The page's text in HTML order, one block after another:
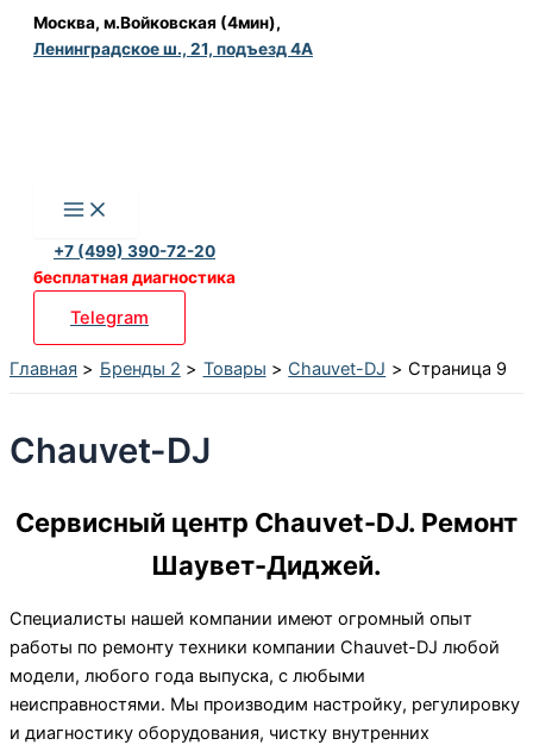
Перейти
Москва, м.Войковская (4мин),
Ленинградское ш., 21, подъезд 4А
+7 (499) 390-72-20
бесплатная диагностика
Telegram
Главная Бренды 2 Товары Chauvet-DJ Страница 9
Chauvet-DJ
Сервисный центр Chauvet-DJ. Ремонт
Шаувет-Диджей.
Специалисты нашей компании имеют огромный опыт
работы по ремонту техники компании Chauvet-DJ любой
модели, любого года выпуска, с любыми
неисправностями. Мы производим настройку, регулировку
и диагностику оборудования, чистку внутренних